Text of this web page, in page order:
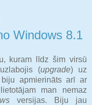
Windows 8.1
kuram līdz šim virsū
(upgrade) uz
apmierināts arī ar
man nemaz
versijas. Biju jau